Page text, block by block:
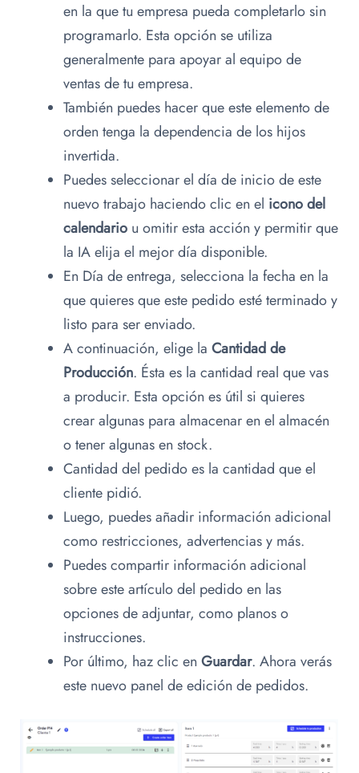
en la que tu empresa pueda completarlo sin
programarlo. Esta opción se utiliza
generalmente para apoyar al equipo de
ventas de tu empresa.
También puedes hacer que este elemento de
orden tenga la dependencia de los hijos
invertida.
Puedes seleccionar el día de inicio de este
nuevo trabajo haciendo clic en el icono del
calendario u omitir esta acción y permitir que
la IA elija el mejor día disponible.
En Día de entrega, selecciona la fecha en la
que quieres que este pedido esté terminado y
listo para ser enviado.
A continuación, elige la Cantidad de
Producción. Ésta es la cantidad real que vas
a producir. Esta opción es útil si quieres
crear algunas para almacenar en el almacén
o tener algunas en stock.
Cantidad del pedido es la cantidad que el
cliente pidió.
Luego, puedes añadir información adicional
como restricciones, advertencias y más.
Puedes compartir información adicional
sobre este artículo del pedido en las
opciones de adjuntar, como planos o
instrucciones.
Por último, haz clic en Guardar. Ahora verás
este nuevo panel de edición de pedidos.